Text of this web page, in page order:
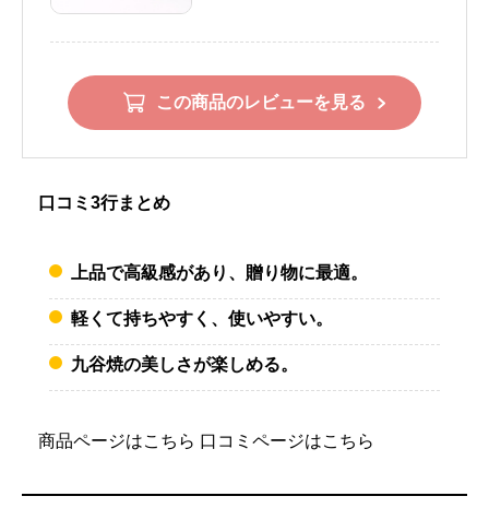
この商品のレビューを見る
口コミ3行まとめ
上品で高級感があり、贈り物に最適。
軽くて持ちやすく、使いやすい。
九谷焼の美しさが楽しめる。
商品ページはこちら 口コミページはこちら